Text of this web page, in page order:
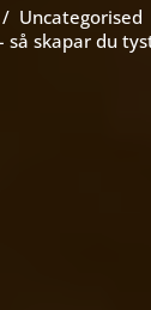
/ Uncategorised
så skapar du